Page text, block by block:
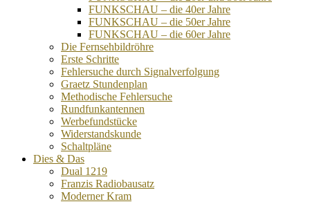
FUNKSCHAU – die 40er Jahre
FUNKSCHAU – die 50er Jahre
FUNKSCHAU – die 60er Jahre
Die Fernsehbildröhre
Erste Schritte
Fehlersuche durch Signalverfolgung
Graetz Stundenplan
Methodische Fehlersuche
Rundfunkantennen
Werbefundstücke
Widerstandskunde
Schaltpläne
Dies & Das
Dual 1219
Franzis Radiobausatz
Moderner Kram